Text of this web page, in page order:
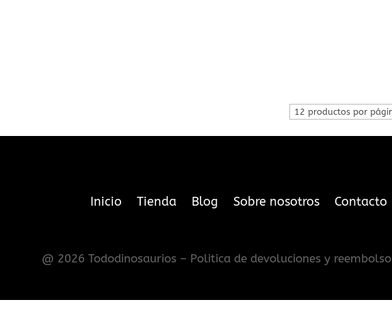
Inicio Tienda Blog Sobre nosotros Contacto
@ 2026 Tododinosaurios – Politica de devoluciones y